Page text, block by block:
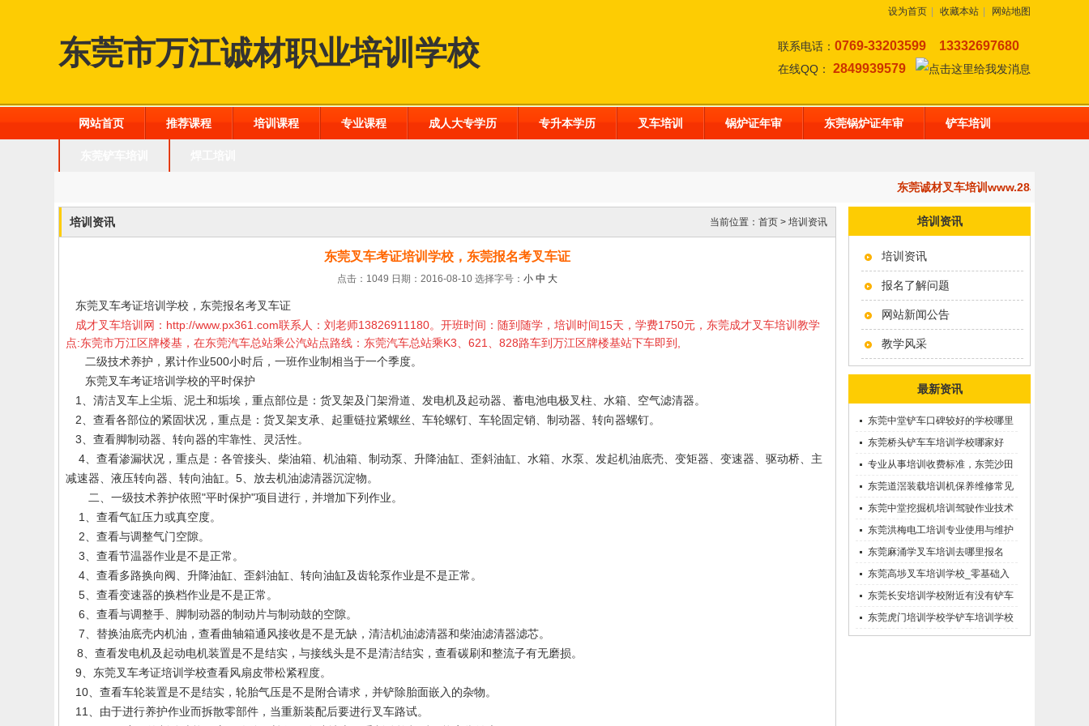
设为首页 收藏本站 网站地图
东莞市万江诚材职业培训学校 联系电话： 0769-33203599 13332697680
在线QQ： 2849939579
网站首页 推荐课程 培训课程 专业课程 成人大专学历 专升本学历 叉车培训 锅炉证年审 东莞锅炉证年审 铲车培训
东莞诚材叉车培训www.28af.com,开
培训资讯
培训资讯
报名了解问题
网站新闻公告
教学风采
最新资讯
东莞中堂铲车口碑较好的学校哪里
有？
东莞桥头铲车车培训学校哪家好
呢？推荐一下
专业从事培训收费标准，东莞沙田
优质的学叉车考证价钱
东莞道滘装载培训机保养维修常见
问题等知识大全
东莞中堂挖掘机培训驾驶作业技术
东莞洪梅电工培训专业使用与维护
接触调压噐？
东莞麻涌学叉车培训去哪里报名
东莞高埗叉车培训学校_零基础入
学_随到随学
东莞长安培训学校附近有没有铲车
培训的-
东莞虎门培训学校学铲车培训学校
在哪里_
培训资讯 当前位置： 首页 > 培训资讯
东莞叉车考证培训学校，东莞报名考叉车证
点击：1049 日期：2016-08-10 选择字号： 小 中 大
东莞叉车考证培训学校，东莞报名考叉车证
成才叉车培训网： http://www.px361.com联系人：刘老师13826911180。开班时间：随到随学，培训时间15天，学费1750元，东莞成才叉车培训教学
点:东莞市万江区牌楼基，在东莞汽车总站乘公汽站点路线：东莞汽车总站乘K3、621、828路车到万江区牌楼基站下车即到,
二级技术养护，累计作业500小时后，一班作业制相当于一个季度。
东莞叉车考证培训学校的平时保护
1、清洁叉车上尘垢、泥土和垢埃，重点部位是：货叉架及门架滑道、发电机及起动器、蓄电池电极叉柱、水箱、空气滤清器。
2、查看各部位的紧固状况，重点是：货叉架支承、起重链拉紧螺丝、车轮螺钉、车轮固定销、制动器、转向器螺钉。
3、查看脚制动器、转向器的牢靠性、灵活性。
4、查看渗漏状况，重点是：各管接头、柴油箱、机油箱、制动泵、升降油缸、歪斜油缸、水箱、水泵、发起机油底壳、变矩器、变速器、驱动桥、主
减速器、液压转向器、转向油缸。5、放去机油滤清器沉淀物。
二、一级技术养护依照"平时保护"项目进行，并增加下列作业。
1、查看气缸压力或真空度。
2、查看与调整气门空隙。
3、查看节温器作业是不是正常。
4、查看多路换向阀、升降油缸、歪斜油缸、转向油缸及齿轮泵作业是不是正常。
5、查看变速器的换档作业是不是正常。
6、查看与调整手、脚制动器的制动片与制动鼓的空隙。
7、替换油底壳内机油，查看曲轴箱通风接收是不是无缺，清洁机油滤清器和柴油滤清器滤芯。
8、查看发电机及起动电机装置是不是结实，与接线头是不是清洁结实，查看碳刷和整流子有无磨损。
9、东莞叉车考证培训学校查看风扇皮带松紧程度。
10、查看车轮装置是不是结实，轮胎气压是不是附合请求，并铲除胎面嵌入的杂物。
11、由于进行养护作业而拆散零部件，当重新装配后要进行叉车路试。